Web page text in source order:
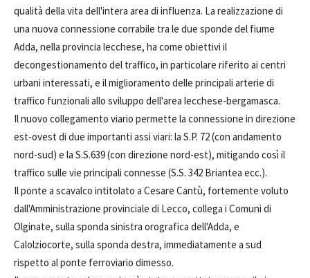
qualità della vita dell'intera area di influenza. La realizzazione di
una nuova connessione corrabile tra le due sponde del fiume
Adda, nella provincia lecchese, ha come obiettivi il
decongestionamento del traffico, in particolare riferito ai centri
urbani interessati, e il miglioramento delle principali arterie di
traffico funzionali allo sviluppo dell'area lecchese-bergamasca.
Il nuovo collegamento viario permette la connessione in direzione
est-ovest di due importanti assi viari: la S.P. 72 (con andamento
nord-sud) e la S.S.639 (con direzione nord-est), mitigando così il
traffico sulle vie principali connesse (S.S. 342 Briantea ecc.).
Il ponte a scavalco intitolato a Cesare Cantù, fortemente voluto
dall'Amministrazione provinciale di Lecco, collega i Comuni di
Olginate, sulla sponda sinistra orografica dell'Adda, e
Calolziocorte, sulla sponda destra, immediatamente a sud
rispetto al ponte ferroviario dimesso.